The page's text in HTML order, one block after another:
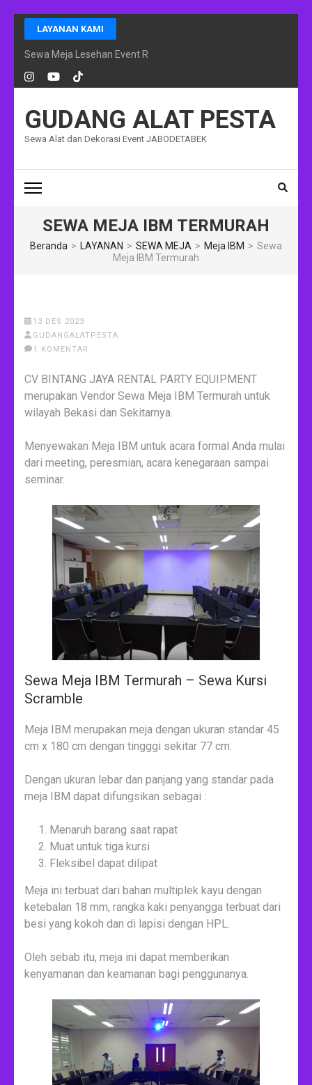
Lompat
ke
konten
(Tekan
Enter)
LAYANAN KAMI
Sewa Meja Lesehan Event Ramadhan Jakarta
GUDANG ALAT PESTA
Sewa Alat dan Dekorasi Event JABODETABEK
SEWA MEJA IBM TERMURAH
Beranda > LAYANAN > SEWA MEJA > Meja IBM > Sewa
Meja IBM Termurah
13 DES 2023
GUDANGALATPESTA
1 KOMENTAR
CV BINTANG JAYA RENTAL PARTY EQUIPMENT
merupakan Vendor Sewa Meja IBM Termurah untuk
wilayah Bekasi dan Sekitarnya.
Menyewakan Meja IBM untuk acara formal Anda mulai
dari meeting, peresmian, acara kenegaraan sampai
seminar.
Sewa Meja IBM Termurah – Sewa Kursi
Scramble
Meja IBM merupakan meja dengan ukuran standar 45
cm x 180 cm dengan tingggi sekitar 77 cm.
Dengan ukuran lebar dan panjang yang standar pada
meja IBM dapat difungsikan sebagai :
Menaruh barang saat rapat
Muat untuk tiga kursi
Fleksibel dapat dilipat
Meja ini terbuat dari bahan multiplek kayu dengan
ketebalan 18 mm, rangka kaki penyangga terbuat dari
besi yang kokoh dan di lapisi dengan HPL.
Oleh sebab itu, meja ini dapat memberikan
kenyamanan dan keamanan bagi penggunanya.